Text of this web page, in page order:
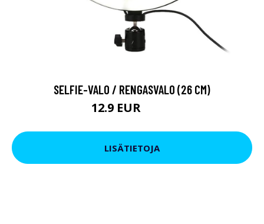
SELFIE-VALO / RENGASVALO (26 CM)
12.9 EUR
LISÄTIETOJA